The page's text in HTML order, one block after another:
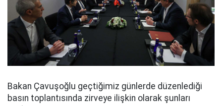
Bakan Çavuşoğlu geçtiğimiz günlerde düzenlediği
basın toplantısında zirveye ilişkin olarak şunları